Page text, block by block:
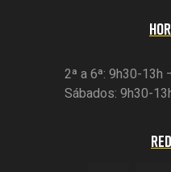
2ª a 6ª: 9h30-13h
Sábados: 9h30-